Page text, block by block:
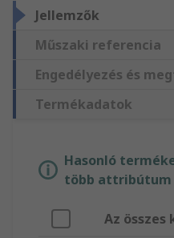
Jellemzők
Műszaki referencia
Engedélyezés és
Termékadatok
Hasonló
több attribútum
Az összes